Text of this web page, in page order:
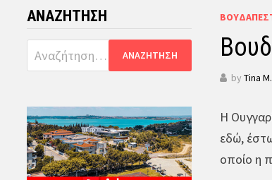
by Tina M.
Η
εδώ,
οποίο η
ΑΝΑΖΉΤΗΣΗ
Αναζήτηση
για: